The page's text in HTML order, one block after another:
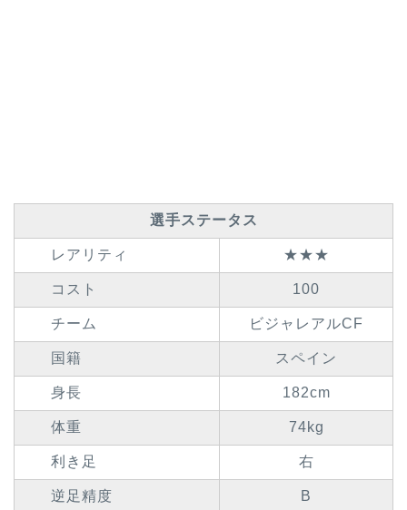
選手ステータス
レアリティ ★★★
コスト 100
チーム ビジャレアルCF
国籍 スペイン
身長 182cm
体重 74kg
利き足 右
逆足精度 B